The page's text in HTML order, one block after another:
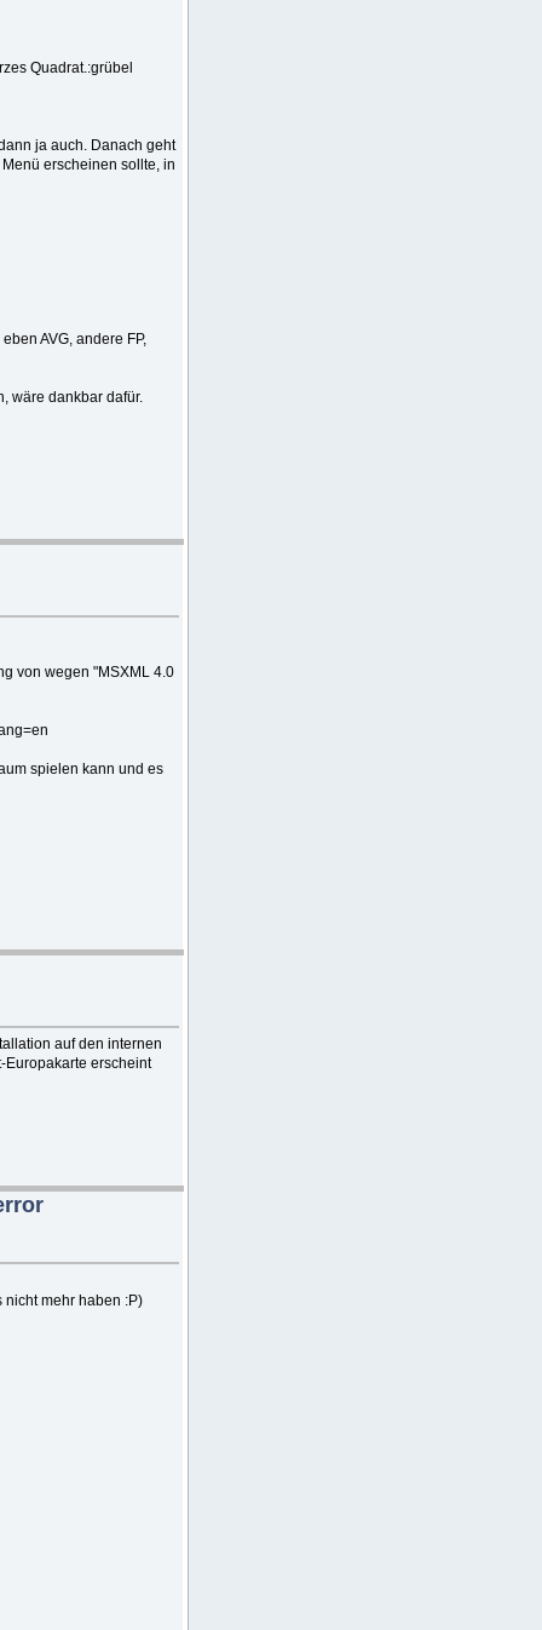
Quadrat.:grübel
ja auch. Danach geht
erscheinen sollte, in
AVG, andere FP,
wäre dankbar dafür.
von wegen "MSXML 4.0
spielen kann und es
auf den internen
Europakarte erscheint
nicht mehr haben :P)